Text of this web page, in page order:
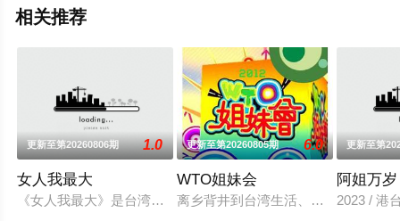
相关推荐
更新至第20260806期 1.0
女人我最大
《女人我最大》是台湾一个女性类的电视娱乐节目，讨论各种
更新至第20260805期 6.0
WTO姐妹会
离乡背井到台湾生活、读书，每个台
更新至第
阿姐万岁
2023 / 港